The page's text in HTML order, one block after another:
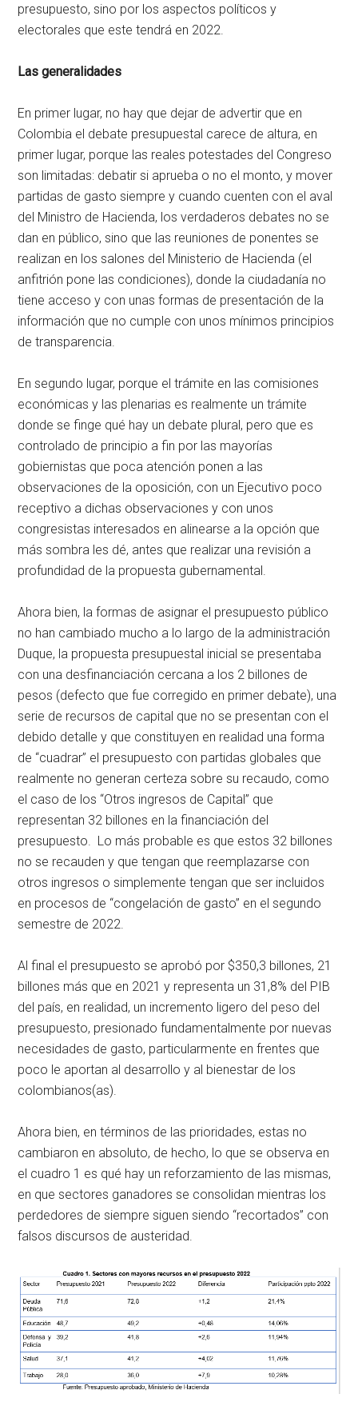
presupuesto, sino por los aspectos políticos y
electorales que este tendrá en 2022.
Las generalidades
En primer lugar, no hay que dejar de advertir que en
Colombia el debate presupuestal carece de altura, en
primer lugar, porque las reales potestades del Congreso
son limitadas: debatir si aprueba o no el monto, y mover
partidas de gasto siempre y cuando cuenten con el aval
del Ministro de Hacienda, los verdaderos debates no se
dan en público, sino que las reuniones de ponentes se
realizan en los salones del Ministerio de Hacienda (el
anfitrión pone las condiciones), donde la ciudadanía no
tiene acceso y con unas formas de presentación de la
información que no cumple con unos mínimos principios
de transparencia.
En segundo lugar, porque el trámite en las comisiones
económicas y las plenarias es realmente un trámite
donde se finge qué hay un debate plural, pero que es
controlado de principio a fin por las mayorías
gobiernistas que poca atención ponen a las
observaciones de la oposición, con un Ejecutivo poco
receptivo a dichas observaciones y con unos
congresistas interesados en alinearse a la opción que
más sombra les dé, antes que realizar una revisión a
profundidad de la propuesta gubernamental.
Ahora bien, la formas de asignar el presupuesto público
no han cambiado mucho a lo largo de la administración
Duque, la propuesta presupuestal inicial se presentaba
con una desfinanciación cercana a los 2 billones de
pesos (defecto que fue corregido en primer debate), una
serie de recursos de capital que no se presentan con el
debido detalle y que constituyen en realidad una forma
de “cuadrar” el presupuesto con partidas globales que
realmente no generan certeza sobre su recaudo, como
el caso de los “Otros ingresos de Capital” que
representan 32 billones en la financiación del
presupuesto. Lo más probable es que estos 32 billones
no se recauden y que tengan que reemplazarse con
otros ingresos o simplemente tengan que ser incluidos
en procesos de “congelación de gasto” en el segundo
semestre de 2022.
Al final el presupuesto se aprobó por $350,3 billones, 21
billones más que en 2021 y representa un 31,8% del PIB
del país, en realidad, un incremento ligero del peso del
presupuesto, presionado fundamentalmente por nuevas
necesidades de gasto, particularmente en frentes que
poco le aportan al desarrollo y al bienestar de los
colombianos(as).
Ahora bien, en términos de las prioridades, estas no
cambiaron en absoluto, de hecho, lo que se observa en
el cuadro 1 es qué hay un reforzamiento de las mismas,
en que sectores ganadores se consolidan mientras los
perdedores de siempre siguen siendo “recortados” con
falsos discursos de austeridad.